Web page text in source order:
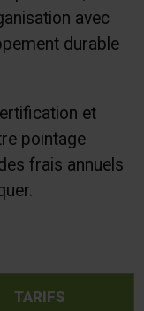
avec
durable
et
pointage
frais annuels
TARIFS